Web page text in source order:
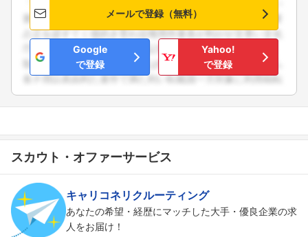
メールで登録（無料）
Google
で登録
Yahoo!
で登録
スカウト・オファーサービス
キャリコネリクルーティング
あなたの希望・経歴にマッチした大手・優良企業の求
人をお届け！